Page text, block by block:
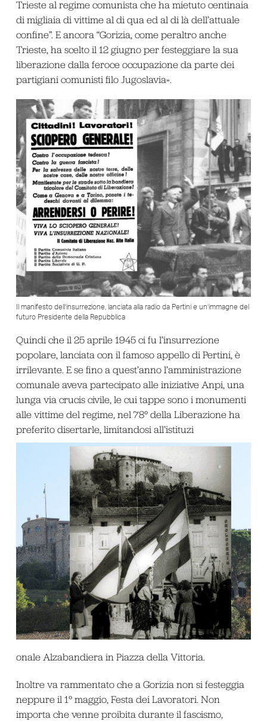
Trieste al regime comunista che ha mietuto centinaia
di migliaia di vittime al di qua ed al di là dell’attuale
confine”. E ancora “Gorizia, come peraltro anche
Trieste, ha scelto il 12 giugno per festeggiare la sua
liberazione dalla feroce occupazione da parte dei
partigiani comunisti filo Jugoslavia».
Il manifesto dell’insurrezione, lanciata alla radio da Pertini e un’immagne del
futuro Presidente della Repubblica
Quindi che il 25 aprile 1945 ci fu l’insurrezione
popolare, lanciata con il famoso appello di Pertini, è
irrilevante. E se fino a quest’anno l’amministrazione
comunale aveva partecipato alle iniziative Anpi, una
lunga via crucis civile, le cui tappe sono i monumenti
alle vittime del regime, nel 78° della Liberazione ha
preferito disertarle, limitandosi all’istituzi
onale Alzabandiera in Piazza della Vittoria.
Inoltre va rammentato che a Gorizia non si festeggia
neppure il 1° maggio, Festa dei Lavoratori. Non
importa che venne proibita durante il fascismo,